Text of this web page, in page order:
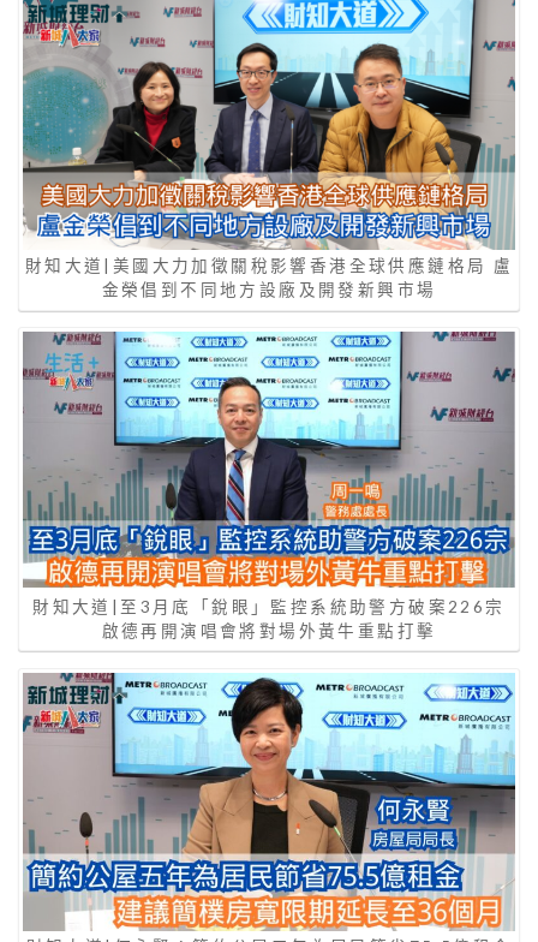
財知大道|美國大力加徵關稅影響香港全球供應鏈格局 盧
金榮倡到不同地方設廠及開發新興市場
財知大道|至3月底「銳眼」監控系統助警方破案226宗
啟德再開演唱會將對場外黃牛重點打擊